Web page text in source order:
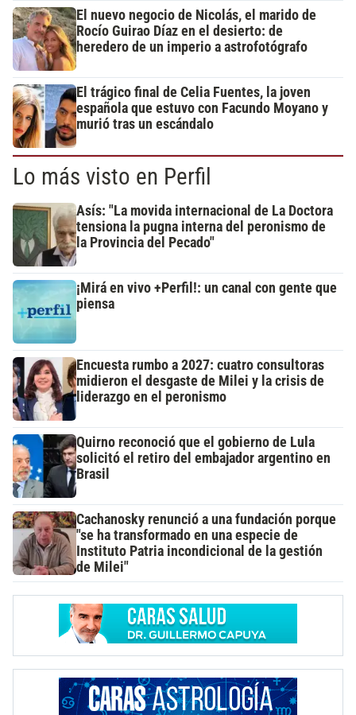
El nuevo negocio de Nicolás, el marido de
Rocío Guirao Díaz en el desierto: de
heredero de un imperio a astrofotógrafo
El trágico final de Celia Fuentes, la joven
española que estuvo con Facundo Moyano y
murió tras un escándalo
Lo más visto en Perfil
Asís: "La movida internacional de La Doctora
tensiona la pugna interna del peronismo de
la Provincia del Pecado"
¡Mirá en vivo +Perfil!: un canal con gente que
piensa
Encuesta rumbo a 2027: cuatro consultoras
midieron el desgaste de Milei y la crisis de
liderazgo en el peronismo
Quirno reconoció que el gobierno de Lula
solicitó el retiro del embajador argentino en
Brasil
Cachanosky renunció a una fundación porque
"se ha transformado en una especie de
Instituto Patria incondicional de la gestión
de Milei"